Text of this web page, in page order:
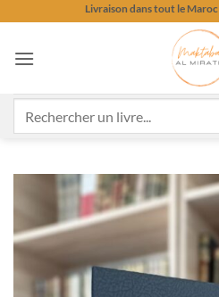
contenu
Livraison dans tout le Maroc